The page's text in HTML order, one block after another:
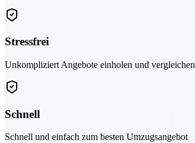
Stressfrei
Unkompliziert Angebote einholen und vergleichen
Schnell
Schnell und einfach zum besten Umzugsangebot